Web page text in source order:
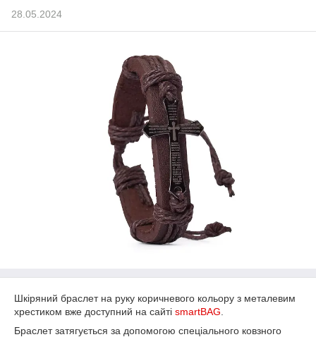
28.05.2024
Шкіряний браслет на руку коричневого кольору з металевим
хрестиком вже доступний на сайті smartBAG
Браслет затягується за допомогою спеціального ковзного